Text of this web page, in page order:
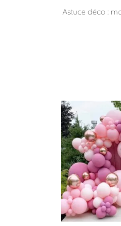
Astuce déco :